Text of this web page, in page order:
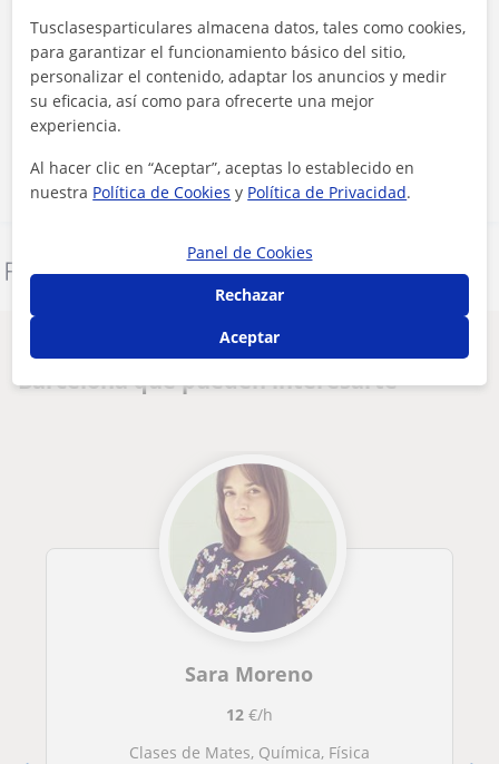
Al hacer clic, aceptas nuestroaviso legaly deprivacidad
Denunciar este perfil
Otros profesores de Ciencias General en
Barcelona que pueden interesarte
Sara Moreno
12€/h
Clases de Mates, Química, Física
Tusclasesparticulares almacena datos, tales como cookies,
para garantizar el funcionamiento básico del sitio,
personalizar el contenido, adaptar los anuncios y medir
su eficacia, así como para ofrecerte una mejor
experiencia.
Al hacer clic en “Aceptar”, aceptas lo establecido en
nuestra Política de Cookies y Política de Privacidad.
Panel de Cookies
Rechazar
Aceptar